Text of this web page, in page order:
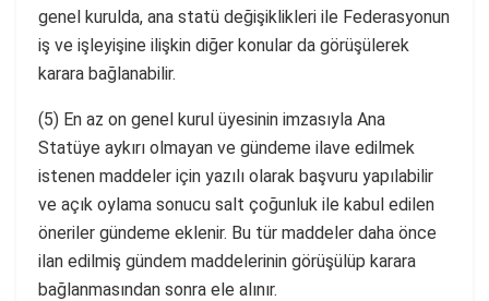
genel kurulda, ana statü değişiklikleri ile Federasyonun
iş ve işleyişine ilişkin diğer konular da görüşülerek
karara bağlanabilir.
(5) En az on genel kurul üyesinin imzasıyla Ana
Statüye aykırı olmayan ve gündeme ilave edilmek
istenen maddeler için yazılı olarak başvuru yapılabilir
ve açık oylama sonucu salt çoğunluk ile kabul edilen
öneriler gündeme eklenir. Bu tür maddeler daha önce
ilan edilmiş gündem maddelerinin görüşülüp karara
bağlanmasından sonra ele alınır.